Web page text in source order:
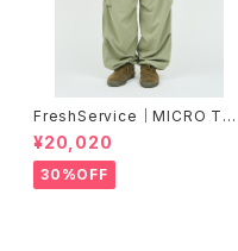
FreshService｜MICRO TYP
EWRITER CARGO PANTS
¥20,020
30%OFF